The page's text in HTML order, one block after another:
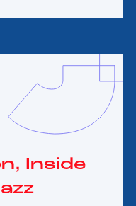
Inside